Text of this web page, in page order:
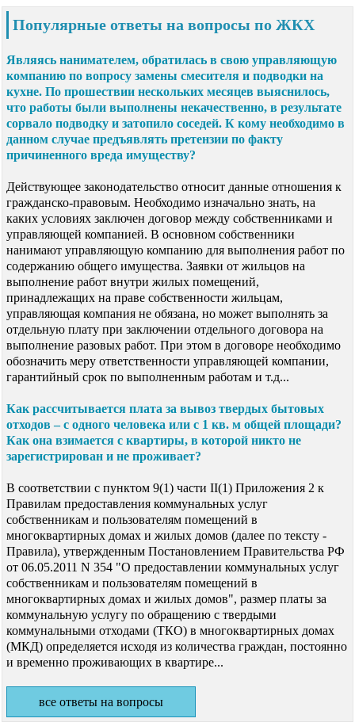
Популярные ответы на вопросы по ЖКХ
Являясь нанимателем, обратилась в свою управляющую
компанию по вопросу замены смесителя и подводки на
кухне. По прошествии нескольких месяцев выяснилось,
что работы были выполнены некачественно, в результате
сорвало подводку и затопило соседей. К кому необходимо в
данном случае предъявлять претензии по факту
причиненного вреда имуществу?
Действующее законодательство относит данные отношения к
гражданско-правовым. Необходимо изначально знать, на
каких условиях заключен договор между собственниками и
управляющей компанией. В основном собственники
нанимают управляющую компанию для выполнения работ по
содержанию общего имущества. Заявки от жильцов на
выполнение работ внутри жилых помещений,
принадлежащих на праве собственности жильцам,
управляющая компания не обязана, но может выполнять за
отдельную плату при заключении отдельного договора на
выполнение разовых работ. При этом в договоре необходимо
обозначить меру ответственности управляющей компании,
гарантийный срок по выполненным работам и т.д...
Как рассчитывается плата за вывоз твердых бытовых
отходов – с одного человека или с 1 кв. м общей площади?
Как она взимается с квартиры, в которой никто не
зарегистрирован и не проживает?
В соответствии с пунктом 9(1) части II(1) Приложения 2 к
Правилам предоставления коммунальных услуг
собственникам и пользователям помещений в
многоквартирных домах и жилых домов (далее по тексту -
Правила), утвержденным Постановлением Правительства РФ
от 06.05.2011 N 354 "О предоставлении коммунальных услуг
собственникам и пользователям помещений в
многоквартирных домах и жилых домов", размер платы за
коммунальную услугу по обращению с твердыми
коммунальными отходами (ТКО) в многоквартирных домах
(МКД) определяется исходя из количества граждан, постоянно
и временно проживающих в квартире...
все ответы на вопросы